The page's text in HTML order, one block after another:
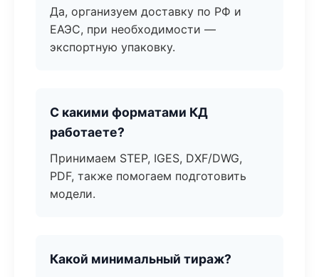
Да, организуем доставку по РФ и
ЕАЭС, при необходимости —
экспортную упаковку.
С какими форматами КД
работаете?
Принимаем STEP, IGES, DXF/DWG,
PDF, также помогаем подготовить
модели.
Какой минимальный тираж?